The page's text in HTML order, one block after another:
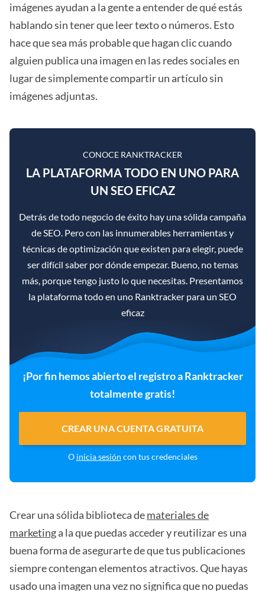
imágenes ayudan a la gente a entender de qué estás
hablando sin tener que leer texto o números. Esto
hace que sea más probable que hagan clic cuando
alguien publica una imagen en las redes sociales en
lugar de simplemente compartir un artículo sin
imágenes adjuntas.
CONOCE RANKTRACKER
LA PLATAFORMA TODO EN UNO PARA
UN SEO EFICAZ
Detrás de todo negocio de éxito hay una sólida campaña
de SEO. Pero con las innumerables herramientas y
técnicas de optimización que existen para elegir, puede
ser difícil saber por dónde empezar. Bueno, no temas
más, porque tengo justo lo que necesitas. Presentamos
la plataforma todo en uno Ranktracker para un SEO
eficaz
¡Por fin hemos abierto el registro a Ranktracker
totalmente gratis!
CREAR UNA CUENTA GRATUITA
O inicia sesión con tus credenciales
Crear una sólida biblioteca demateriales de
marketinga la que puedas acceder y reutilizar es una
buena forma de asegurarte de que tus publicaciones
siempre contengan elementos atractivos. Que hayas
usado una imagen una vez no significa que no puedas